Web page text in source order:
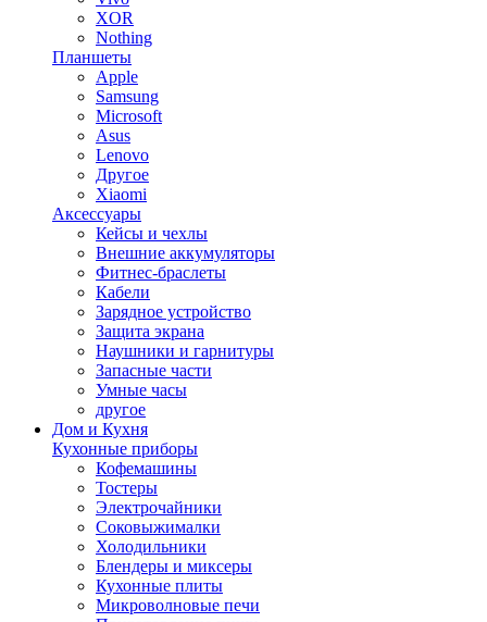
XOR
Nothing
Планшеты
Apple
Samsung
Microsoft
Asus
Lenovo
Другое
Xiaomi
Аксессуары
Кейсы и чехлы
Внешние аккумуляторы
Фитнес-браслеты
Кабели
Зарядное устройство
Защита экрана
Наушники и гарнитуры
Запасные части
Умные часы
другое
Дом и Кухня
Кухонные приборы
Кофемашины
Тостеры
Электрочайники
Соковыжималки
Холодильники
Блендеры и миксеры
Кухонные плиты
Микроволновые печи